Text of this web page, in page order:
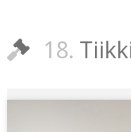
18.